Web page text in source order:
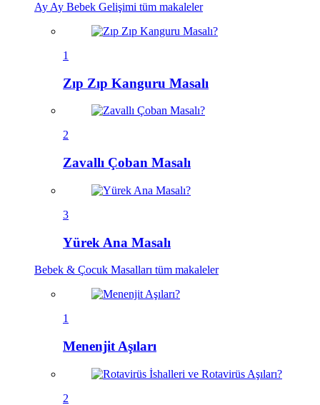
Ay Ay Bebek Gelişimi tüm makaleler
1
Zıp Zıp Kanguru Masalı
2
Zavallı Çoban Masalı
3
Yürek Ana Masalı
Bebek & Çocuk Masalları tüm makaleler
1
Menenjit Aşıları
2